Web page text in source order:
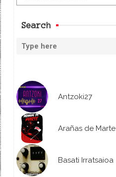
Search
Antzoki27
Arañas de Marte
Basati Irratsaioa